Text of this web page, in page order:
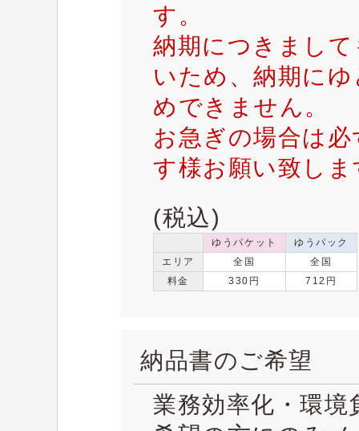
す。
納期につきまし
いため、納期に
めできません。
お急ぎの場合は
す様お願い致しま
(税込)
ゆうパケット
ゆうパック
エリア
全国
全国
料金
330円 712円
納品書のご希望
業務効率化・環